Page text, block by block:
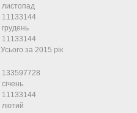
листопад
11133144
грудень
11133144
Усього за 2015 рік
133597728
січень
11133144
лютий